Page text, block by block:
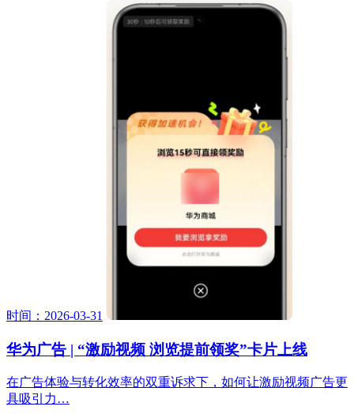
时间：2026-03-31
华为广告 | “激励视频 浏览提前领奖”卡片上线
在广告体验与转化效率的双重诉求下，如何让激励视频广告更
具吸引力…